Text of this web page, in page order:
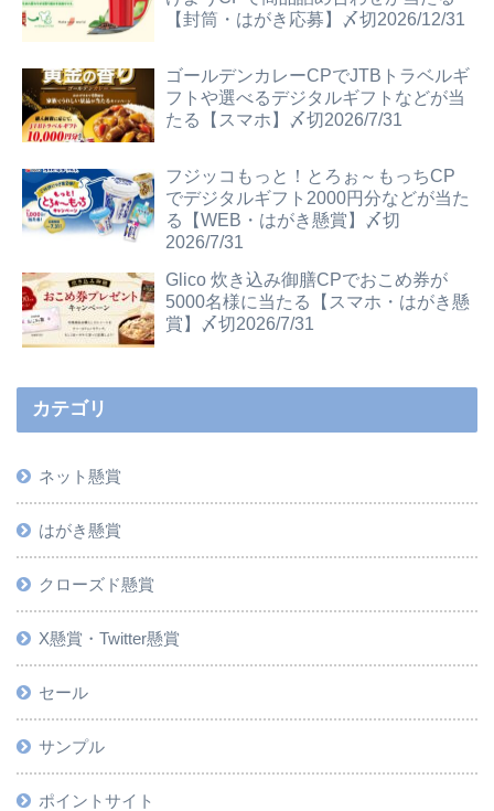
【封筒・はがき応募】〆切2026/12/31
ゴールデンカレーCPでJTBトラベルギ
フトや選べるデジタルギフトなどが当
たる【スマホ】〆切2026/7/31
フジッコもっと！とろぉ～もっちCP
でデジタルギフト2000円分などが当た
る【WEB・はがき懸賞】〆切
2026/7/31
Glico 炊き込み御膳CPでおこめ券が
5000名様に当たる【スマホ・はがき懸
賞】〆切2026/7/31
カテゴリ
ネット懸賞
はがき懸賞
クローズド懸賞
X懸賞・Twitter懸賞
セール
サンプル
ポイントサイト